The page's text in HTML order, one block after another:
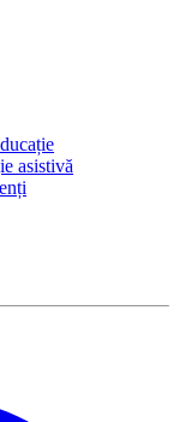
asistivă